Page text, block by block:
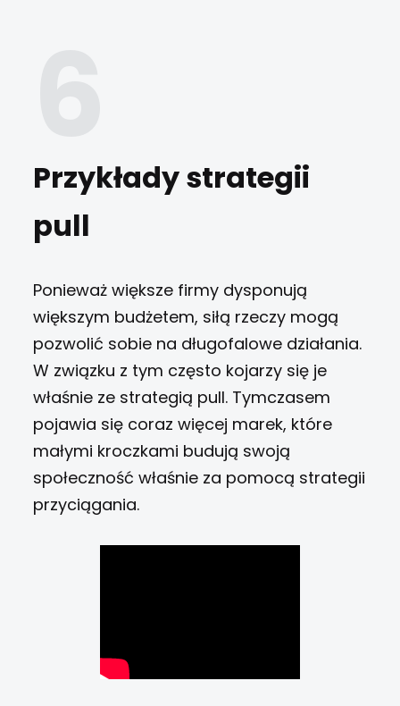
Przykłady strategii
pull
Ponieważ większe firmy dysponują
większym budżetem, siłą rzeczy mogą
pozwolić sobie na długofalowe działania.
W związku z tym często kojarzy się je
właśnie ze strategią pull. Tymczasem
pojawia się coraz więcej marek, które
małymi kroczkami budują swoją
społeczność właśnie za pomocą strategii
przyciągania.